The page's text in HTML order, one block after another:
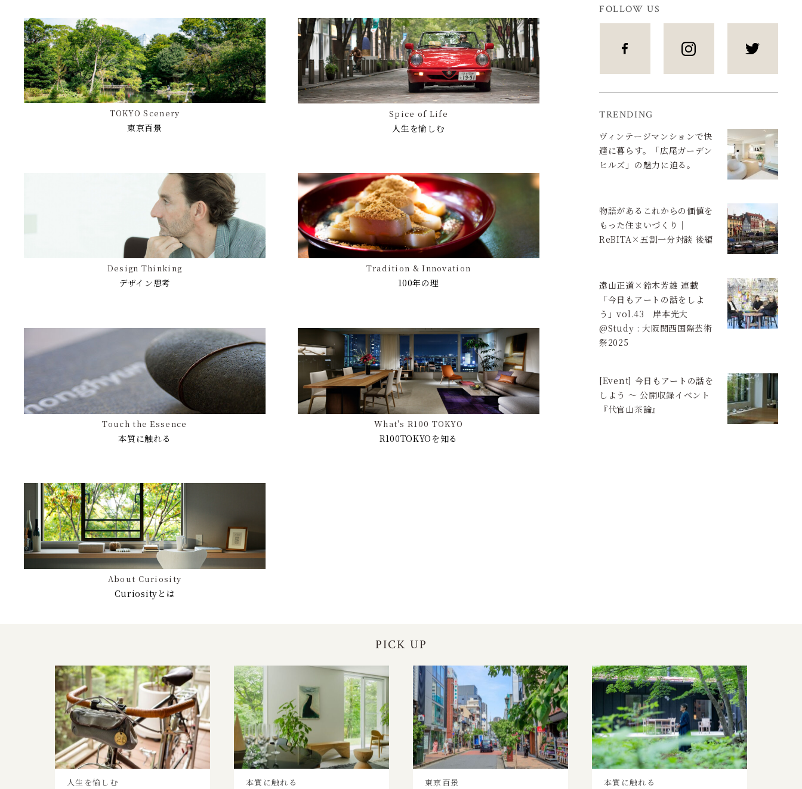
TOKYO Scenery
東京百景
Spice of Life
人生を愉しむ
Design Thinking
デザイン思考
Tradition & Innovation
100年の理
Touch the Essence
本質に触れる
What's R100 TOKYO
R100TOKYOを知る
About Curiosity
Curiosityとは
FOLLOW US
TRENDING
ヴィンテージマンションで快
適に暮らす。「広尾ガーデン
ヒルズ」の魅力に迫る。
物語があるこれからの価値を
もった住まいづくり｜
ReBITA×五割一分対談 後編
遠山正道×鈴木芳雄 連載
「今日もアートの話をしよ
う」vol.43 岸本光大
@Study : 大阪関西国際芸術
祭2025
[Event] 今日もアートの話を
しよう ～ 公開収録イベント
『代官山茶論』
PICK UP
人生を愉しむ 本質に触れる 東京百景 本質に触れる